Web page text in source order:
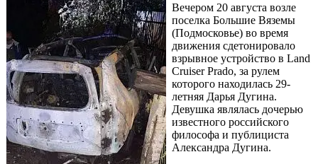
Вечером 20 августа возле
поселка Большие Вяземы
(Подмосковье) во время
движения сдетонировало
взрывное устройство в Land
Cruiser Prado, за рулем
которого находилась 29-
летняя Дарья Дугина.
Девушка являлась дочерью
известного российского
философа и публициста
Александра Дугина.